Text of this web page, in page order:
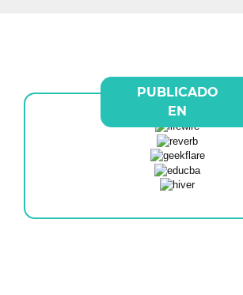
PUBLICADO
EN